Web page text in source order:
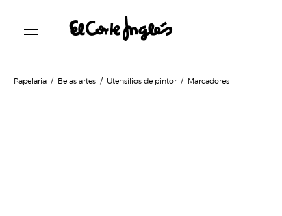
Papelaria Belas artes Utensílios de pintor Marcadores